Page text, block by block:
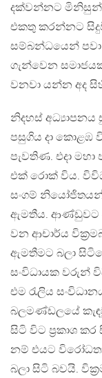
දක්වන්නට මිනිසුන්
එකතු කරන්නට
සම්බන්ධයෙන්
ගැන්වෙන
වනවා යන්න අද
නිදහස් අධ්‍යාපනය
පසුගිය දා කොළඹ
පැවතිණ. එදා මහා
එක් රොක් විය.
සංගම්
ඇමතීය. ආණ්ඩුවට
වන ආචාර්ය
ඇමතීමට බලා
සංවිධායක වරුන්
එම රැලිය
බලමණ්ඩලයේ
සිටි විට ප‍්‍රකාශ
නම් එයට
බලා සිටි බවයි.